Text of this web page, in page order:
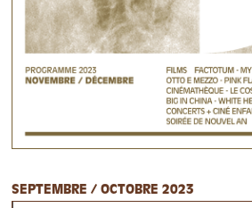
SEPTEMBRE / OCTOBRE 2023